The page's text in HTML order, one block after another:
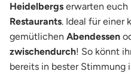
Heidelbergs erwarten euch
Restaurants. Ideal für einer
gemütlichen Abendessen
zwischendurch! So könnt
bereits in bester Stimmung